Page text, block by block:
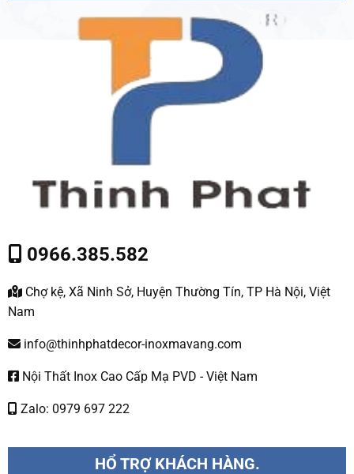
0966.385.582
Chợ kệ, Xã Ninh Sở, Huyện Thường Tín, TP Hà Nội, Việt
Nam
info@thinhphatdecor-inoxmavang.com
Nội Thất Inox Cao Cấp Mạ PVD - Việt Nam
Zalo: 0979 697 222
HỔ TRỢ KHÁCH HÀNG.